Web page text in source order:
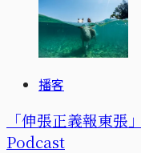
播客
「伸張正義報東張
Podcast